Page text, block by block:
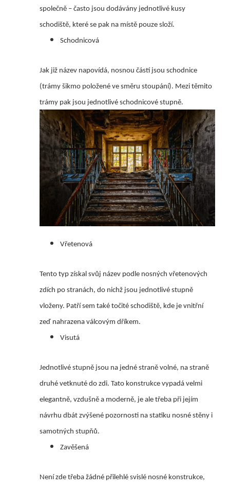
společně – často jsou dodávány jednotlivé kusy
schodiště, které se pak na místě pouze složí.
Schodnicová
Jak již název napovídá, nosnou částí jsou schodnice
(trámy šikmo položené ve směru stoupání). Mezi těmito
trámy pak jsou jednotlivé schodnicové stupně.
Vřetenová
Tento typ získal svůj název podle nosných vřetenových
zdích po stranách, do nichž jsou jednotlivé stupně
vloženy. Patří sem také točité schodiště, kde je vnitřní
zeď nahrazena válcovým dříkem.
Visutá
Jednotlivé stupně jsou na jedné straně volné, na straně
druhé vetknuté do zdi. Tato konstrukce vypadá velmi
elegantně, vzdušně a moderně, je ale třeba při jejím
návrhu dbát zvýšené pozornosti na statiku nosné stěny i
samotných stupňů.
Zavěšená
Není zde třeba žádné přilehlé svislé nosné konstrukce,